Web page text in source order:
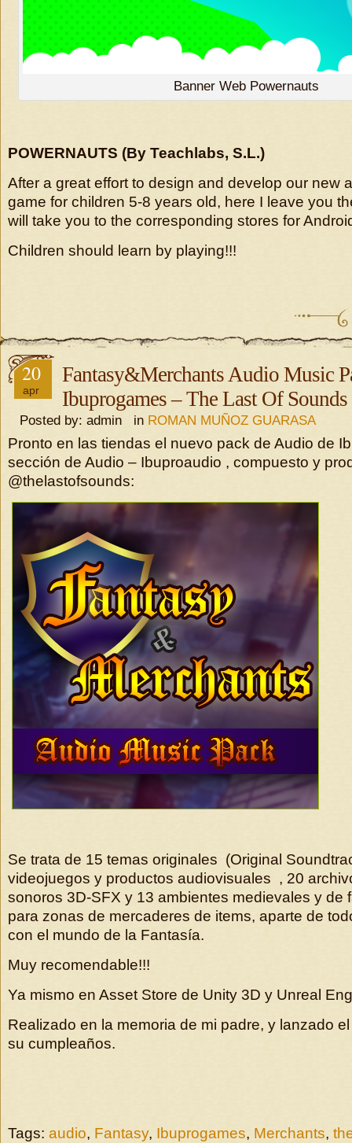
Banner Web Powernauts
POWERNAUTS (By Teachlabs, S.L.)
After a great effort to design and develop our new
game for children 5-8 years old, here I leave you
will take you to the corresponding stores for
Children should learn by playing!!!
20
apr
Fantasy&Merchants Audio Music
Ibuprogames – The Last Of Sounds
Posted by: admin in ROMAN MUÑOZ GUARASA
Pronto en las tiendas el nuevo pack de Audio de
sección de Audio – Ibuproaudio , compuesto y
@thelastofsounds:
Se trata de 15 temas originales (Original
videojuegos y productos audiovisuales , 20
sonoros 3D-SFX y 13 ambientes medievales y de
para zonas de mercaderes de items, aparte de
con el mundo de la Fantasía.
Muy recomendable!!!
Ya mismo en Asset Store de Unity 3D y Unreal
Realizado en la memoria de mi padre, y lanzado
su cumpleaños.
Tags: audio, Fantasy, Ibuprogames, Merchants,